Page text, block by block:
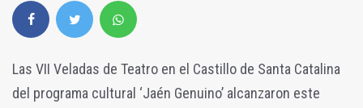
Las VII Veladas de Teatro en el Castillo de Santa Catalina
del programa cultural ‘Jaén Genuino’ alcanzaron este